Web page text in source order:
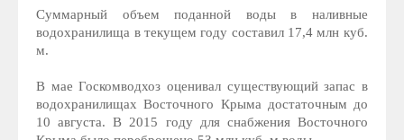
Суммарный объем поданной воды в наливные
водохранилища в текущем году составил 17,4 млн куб.
м.
В мае Госкомводхоз оценивал существующий запас в
водохранилищах Восточного Крыма достаточным до
10 августа. В 2015 году для снабжения Восточного